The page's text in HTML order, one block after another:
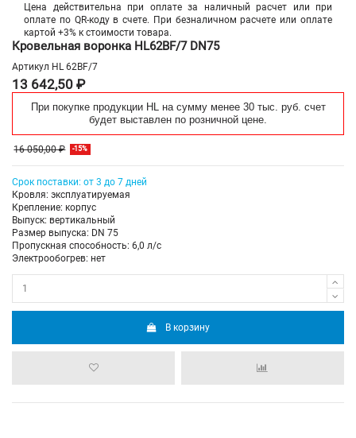
Цена действительна при оплате за наличный расчет или при
оплате по QR-коду в счете. При безналичном расчете или оплате
картой +3% к стоимости товара.
Кровельная воронка HL62BF/7 DN75
Артикул HL 62BF/7
13 642,50 ₽
При покупке продукции HL на сумму менее 30 тыс. руб. счет
будет выставлен по розничной цене.
16 050,00 ₽ -15%
Срок поставки: от 3 до 7 дней
Кровля: эксплуатируемая
Крепление: корпус
Выпуск: вертикальный
Размер выпуска: DN 75
Пропускная способность: 6,0 л/с
Электрообогрев: нет
В корзину